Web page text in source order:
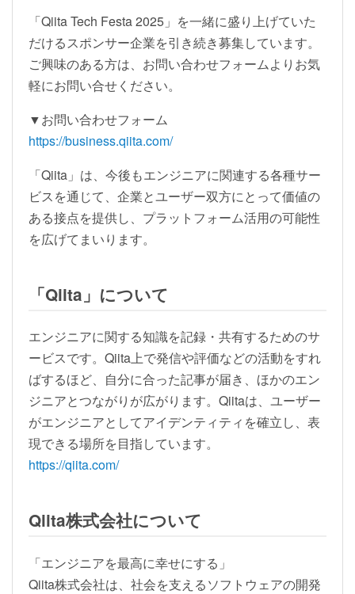
「Qiita Tech Festa 2025」を一緒に盛り上げていた
だけるスポンサー企業を引き続き募集しています。
ご興味のある方は、お問い合わせフォームよりお気
軽にお問い合せください。
▼お問い合わせフォーム
https://business.qiita.com/
「Qiita」は、今後もエンジニアに関連する各種サー
ビスを通じて、企業とユーザー双方にとって価値の
ある接点を提供し、プラットフォーム活用の可能性
を広げてまいります。
「Qiita」について
エンジニアに関する知識を記録・共有するためのサ
ービスです。Qiita上で発信や評価などの活動をすれ
ばするほど、自分に合った記事が届き、ほかのエン
ジニアとつながりが広がります。Qiitaは、ユーザー
がエンジニアとしてアイデンティティを確立し、表
現できる場所を目指しています。
https://qiita.com/
Qiita株式会社について
「エンジニアを最高に幸せにする」
Qiita株式会社は、社会を支えるソフトウェアの開発